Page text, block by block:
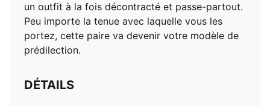
un outfit à la fois décontracté et passe-partout.
Peu importe la tenue avec laquelle vous les
portez, cette paire va devenir votre modèle de
prédilection.
DÉTAILS